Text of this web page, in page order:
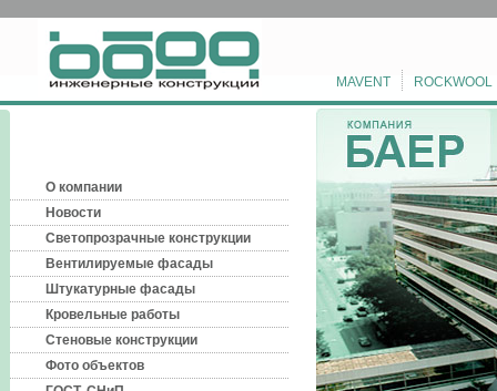
MAVENT ROCKWOOL
О компании
Новости
Светопрозрачные конструкции
Вентилируемые фасады
Штукатурные фасады
Кровельные работы
Стеновые конструкции
Фото объектов